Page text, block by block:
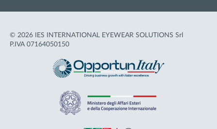
© 2026 IES INTERNATIONAL EYEWEAR SOLUTIONS Srl
P.IVA 07164050150